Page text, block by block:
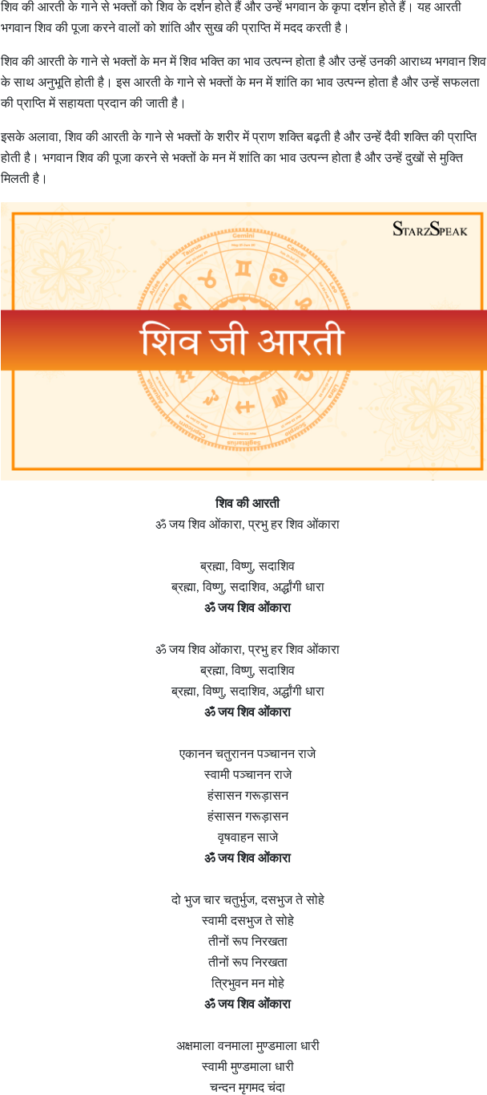
शिव की आरती के गाने से भक्तों को शिव के दर्शन होते हैं और उन्हें भगवान के कृपा दर्शन होते हैं। यह आरती
भगवान शिव की पूजा करने वालों को शांति और सुख की प्राप्ति में मदद करती है।
शिव की आरती के गाने से भक्तों के मन में शिव भक्ति का भाव उत्पन्न होता है और उन्हें उनकी आराध्य भगवान शिव
के साथ अनुभूति होती है। इस आरती के गाने से भक्तों के मन में शांति का भाव उत्पन्न होता है और उन्हें सफलता
की प्राप्ति में सहायता प्रदान की जाती है।
इसके अलावा, शिव की आरती के गाने से भक्तों के शरीर में प्राण शक्ति बढ़ती है और उन्हें दैवी शक्ति की प्राप्ति
होती है। भगवान शिव की पूजा करने से भक्तों के मन में शांति का भाव उत्पन्न होता है और उन्हें दुखों से मुक्ति
मिलती है।
शिव की आरती
ॐ जय शिव ओंकारा, प्रभु हर शिव ओंकारा
ब्रह्मा, विष्णु, सदाशिव
ब्रह्मा, विष्णु, सदाशिव, अर्द्धांगी धारा
ॐ जय शिव ओंकारा
ॐ जय शिव ओंकारा, प्रभु हर शिव ओंकारा
ब्रह्मा, विष्णु, सदाशिव
ब्रह्मा, विष्णु, सदाशिव, अर्द्धांगी धारा
ॐ जय शिव ओंकारा
एकानन चतुरानन पञ्चानन राजे
स्वामी पञ्चानन राजे
हंसासन गरूड़ासन
हंसासन गरूड़ासन
वृषवाहन साजे
ॐ जय शिव ओंकारा
दो भुज चार चतुर्भुज, दसभुज ते सोहे
स्वामी दसभुज ते सोहे
तीनों रूप निरखता
तीनों रूप निरखता
त्रिभुवन मन मोहे
ॐ जय शिव ओंकारा
अक्षमाला वनमाला मुण्डमाला धारी
स्वामी मुण्डमाला धारी
चन्दन मृगमद चंदा